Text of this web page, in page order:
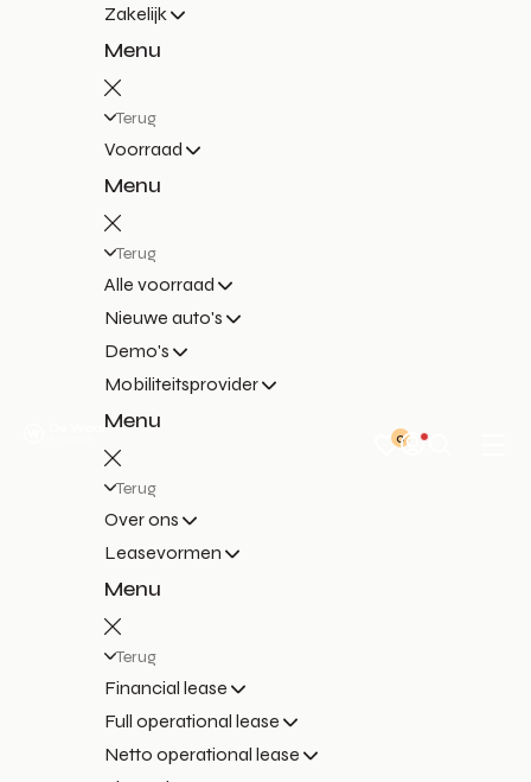
Zakelijk
Menu
Terug
Voorraad
Menu
Terug
Alle voorraad
Nieuwe auto's
Demo's
Mobiliteitsprovider
Menu
Terug
Over ons
Leasevormen
Menu
Terug
Financial lease
Full operational lease
Netto operational lease
0